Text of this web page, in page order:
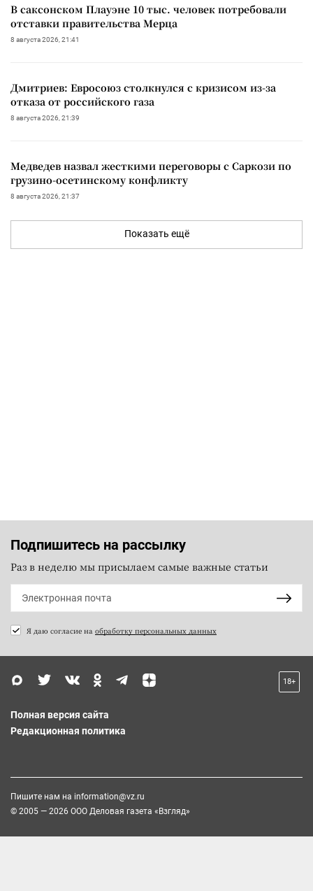
В саксонском Плауэне 10 тыс. человек потребовали
отставки правительства Мерца
8 августа 2026, 21:41
Дмитриев: Евросоюз столкнулся с кризисом из-за
отказа от российского газа
8 августа 2026, 21:39
Медведев назвал жесткими переговоры с Саркози по
грузино-осетинскому конфликту
8 августа 2026, 21:37
Показать ещё
Подпишитесь на рассылку
Раз в неделю мы присылаем самые важные статьи
Я даю согласие на обработку персональных данных
18+
Полная версия сайта
Редакционная политика
Пишите нам на information@vz.ru
© 2005 — 2026 ООО Деловая газета «Взгляд»